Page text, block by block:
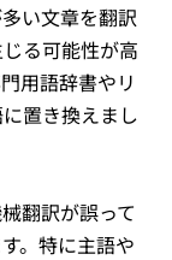
い文章を翻訳
る可能性が高
用語辞書やリ
置き換えまし
翻訳が誤って
。特に主語や